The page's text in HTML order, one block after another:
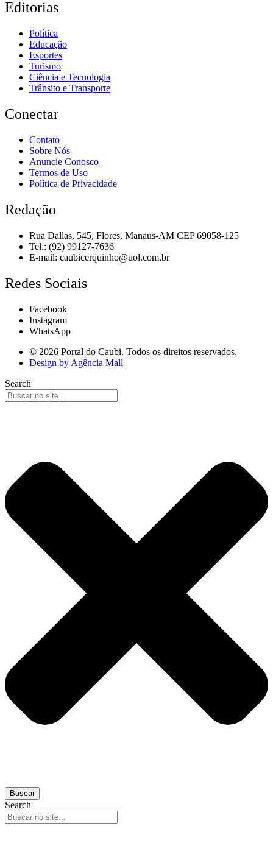
Editorias
Política
Educação
Esportes
Turismo
Ciência e Tecnologia
Trânsito e Transporte
Conectar
Contato
Sobre Nós
Anuncie Conosco
Termos de Uso
Política de Privacidade
Redação
Rua Dallas, 545, Flores, Manaus-AM CEP 69058-125
Tel.: (92) 99127-7636
E-mail: caubicerquinho@uol.com.br
Redes Sociais
Facebook
Instagram
WhatsApp
© 2026 Portal do Caubi. Todos os direitos reservados.
Design by Agência Mall
Search
Buscar
Search